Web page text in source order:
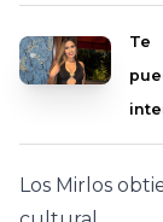
Te
Los Mirlos